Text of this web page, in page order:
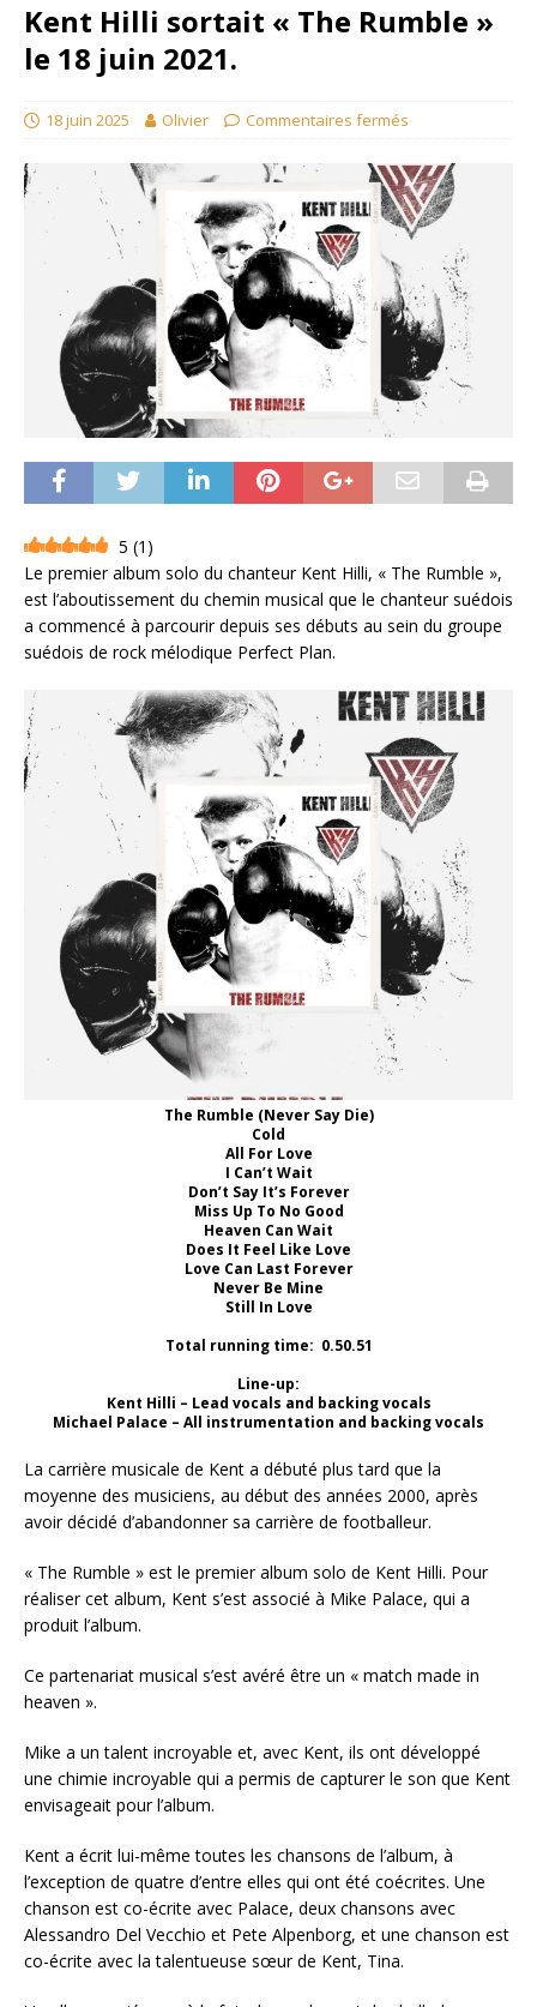
Kent Hilli sortait « The Rumble »
le 18 juin 2021.
18 juin 2025 Olivier Commentaires fermés
5 (1 )
Le premier album solo du chanteur Kent Hilli, « The Rumble »,
est l’aboutissement du chemin musical que le chanteur suédois
a commencé à parcourir depuis ses débuts au sein du groupe
suédois de rock mélodique Perfect Plan.
The Rumble (Never Say Die)
Cold
All For Love
I Can’t Wait
Don’t Say It’s Forever
Miss Up To No Good
Heaven Can Wait
Does It Feel Like Love
Love Can Last Forever
Never Be Mine
Still In Love
Total running time: 0.50.51
Line-up:
Kent Hilli – Lead vocals and backing vocals
Michael Palace – All instrumentation and backing vocals
La carrière musicale de Kent a débuté plus tard que la
moyenne des musiciens, au début des années 2000, après
avoir décidé d’abandonner sa carrière de footballeur.
« The Rumble » est le premier album solo de Kent Hilli. Pour
réaliser cet album, Kent s’est associé à Mike Palace, qui a
produit l’album.
Ce partenariat musical s’est avéré être un « match made in
heaven ».
Mike a un talent incroyable et, avec Kent, ils ont développé
une chimie incroyable qui a permis de capturer le son que Kent
envisageait pour l’album.
Kent a écrit lui-même toutes les chansons de l’album, à
l’exception de quatre d’entre elles qui ont été coécrites. Une
chanson est co-écrite avec Palace, deux chansons avec
Alessandro Del Vecchio et Pete Alpenborg, et une chanson est
co-écrite avec la talentueuse sœur de Kent, Tina.